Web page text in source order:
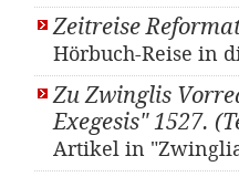
Zeitreise
Hörbuch-Reise in
Zu Zwinglis
Exegesis" 1527.
Artikel in